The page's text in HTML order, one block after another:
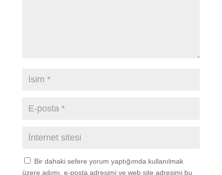
Bir dahaki sefere yorum yaptığımda kullanılmak
üzere adımı, e-posta adresimi ve web site adresimi bu